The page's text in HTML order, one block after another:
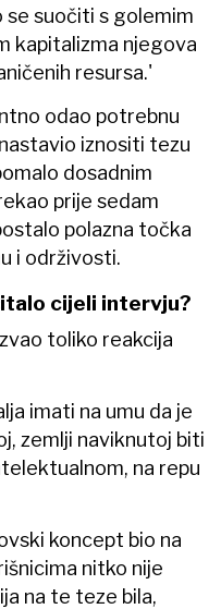
se suočiti s golemim
kapitalizma njegova
resursa.'
odao potrebnu
iznositi tezu
dosadnim
prije sedam
polazna točka
i održivosti.
cijeli intervju?
toliko reakcija
imati na umu da je
zemlji naviknutoj biti
na repu
koncept bio na
nitko nije
na te teze bila,